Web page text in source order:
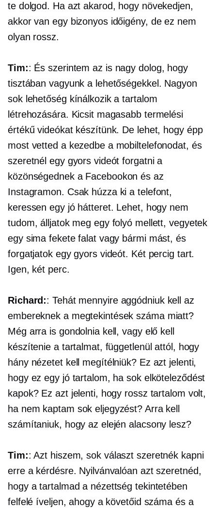
te dolgod. Ha azt akarod, hogy növekedjen,
akkor van egy bizonyos időigény, de ez nem
olyan rossz.
Tim:: És szerintem az is nagy dolog, hogy
tisztában vagyunk a lehetőségekkel. Nagyon
sok lehetőség kínálkozik a tartalom
létrehozására. Kicsit magasabb termelési
értékű videókat készítünk. De lehet, hogy épp
most vetted a kezedbe a mobiltelefonodat, és
szeretnél egy gyors videót forgatni a
közönségednek a Facebookon és az
Instagramon. Csak húzza ki a telefont,
keressen egy jó hátteret. Lehet, hogy nem
tudom, álljatok meg egy folyó mellett, vegyetek
egy sima fekete falat vagy bármi mást, és
forgatjatok egy gyors videót. Két percig tart.
Igen, két perc.
Richard:: Tehát mennyire aggódniuk kell az
embereknek a megtekintések száma miatt?
Még arra is gondolnia kell, vagy elő kell
készítenie a tartalmat, függetlenül attól, hogy
hány nézetet kell megítélniük? Ez azt jelenti,
hogy ez egy jó tartalom, ha sok elköteleződést
kapok? Ez azt jelenti, hogy rossz tartalom volt,
ha nem kaptam sok eljegyzést? Arra kell
számítaniuk, hogy az elején alacsony lesz?
Tim:: Azt hiszem, sok választ szeretnék kapni
erre a kérdésre. Nyilvánvalóan azt szeretnéd,
hogy a tartalmad a nézettség tekintetében
felfelé íveljen, ahogy a követőid száma és a